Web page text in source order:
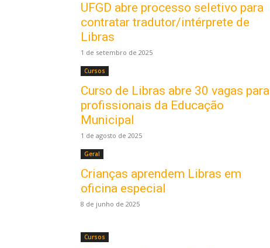
UFGD abre processo seletivo para
contratar tradutor/intérprete de
Libras
1 de setembro de 2025
Cursos
Curso de Libras abre 30 vagas para
profissionais da Educação
Municipal
1 de agosto de 2025
Geral
Crianças aprendem Libras em
oficina especial
8 de junho de 2025
Cursos